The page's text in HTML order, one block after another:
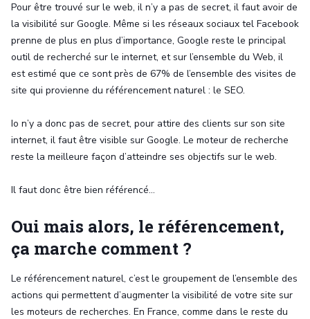
Pour être trouvé sur le web, il n’y a pas de secret, il faut avoir de
la visibilité sur Google. Même si les réseaux sociaux tel Facebook
prenne de plus en plus d’importance, Google reste le principal
outil de recherché sur le internet, et sur l’ensemble du Web, il
est estimé que ce sont près de 67% de l’ensemble des visites de
site qui provienne du référencement naturel : le SEO.
Io n’y a donc pas de secret, pour attire des clients sur son site
internet, il faut être visible sur Google. Le moteur de recherche
reste la meilleure façon d’atteindre ses objectifs sur le web.
Il faut donc être bien référencé…
Oui mais alors, le référencement,
ça marche comment ?
Le référencement naturel, c’est le groupement de l’ensemble des
actions qui permettent d’augmenter la visibilité de votre site sur
les moteurs de recherches. En France, comme dans le reste du